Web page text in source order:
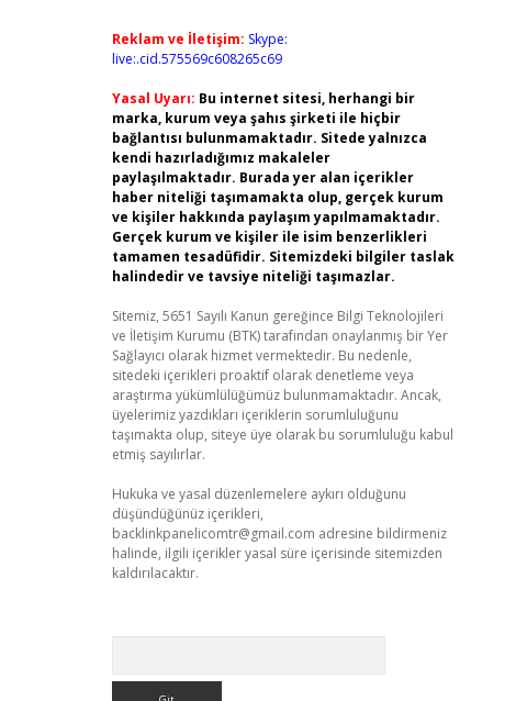
Reklam ve İletişim: Skype:
live:.cid.575569c608265c69
Yasal Uyarı: Bu internet sitesi, herhangi bir
marka, kurum veya şahıs şirketi ile hiçbir
bağlantısı bulunmamaktadır. Sitede yalnızca
kendi hazırladığımız makaleler
paylaşılmaktadır. Burada yer alan içerikler
haber niteliği taşımamakta olup, gerçek kurum
ve kişiler hakkında paylaşım yapılmamaktadır.
Gerçek kurum ve kişiler ile isim benzerlikleri
tamamen tesadüfidir. Sitemizdeki bilgiler taslak
halindedir ve tavsiye niteliği taşımazlar.
Sitemiz, 5651 Sayılı Kanun gereğince Bilgi Teknolojileri
ve İletişim Kurumu (BTK) tarafından onaylanmış bir Yer
Sağlayıcı olarak hizmet vermektedir. Bu nedenle,
sitedeki içerikleri proaktif olarak denetleme veya
araştırma yükümlülüğümüz bulunmamaktadır. Ancak,
üyelerimiz yazdıkları içeriklerin sorumluluğunu
taşımakta olup, siteye üye olarak bu sorumluluğu kabul
etmiş sayılırlar.
Hukuka ve yasal düzenlemelere aykırı olduğunu
düşündüğünüz içerikleri,
backlinkpanelicomtr@gmail.com adresine bildirmeniz
halinde, ilgili içerikler yasal süre içerisinde sitemizden
kaldırılacaktır.